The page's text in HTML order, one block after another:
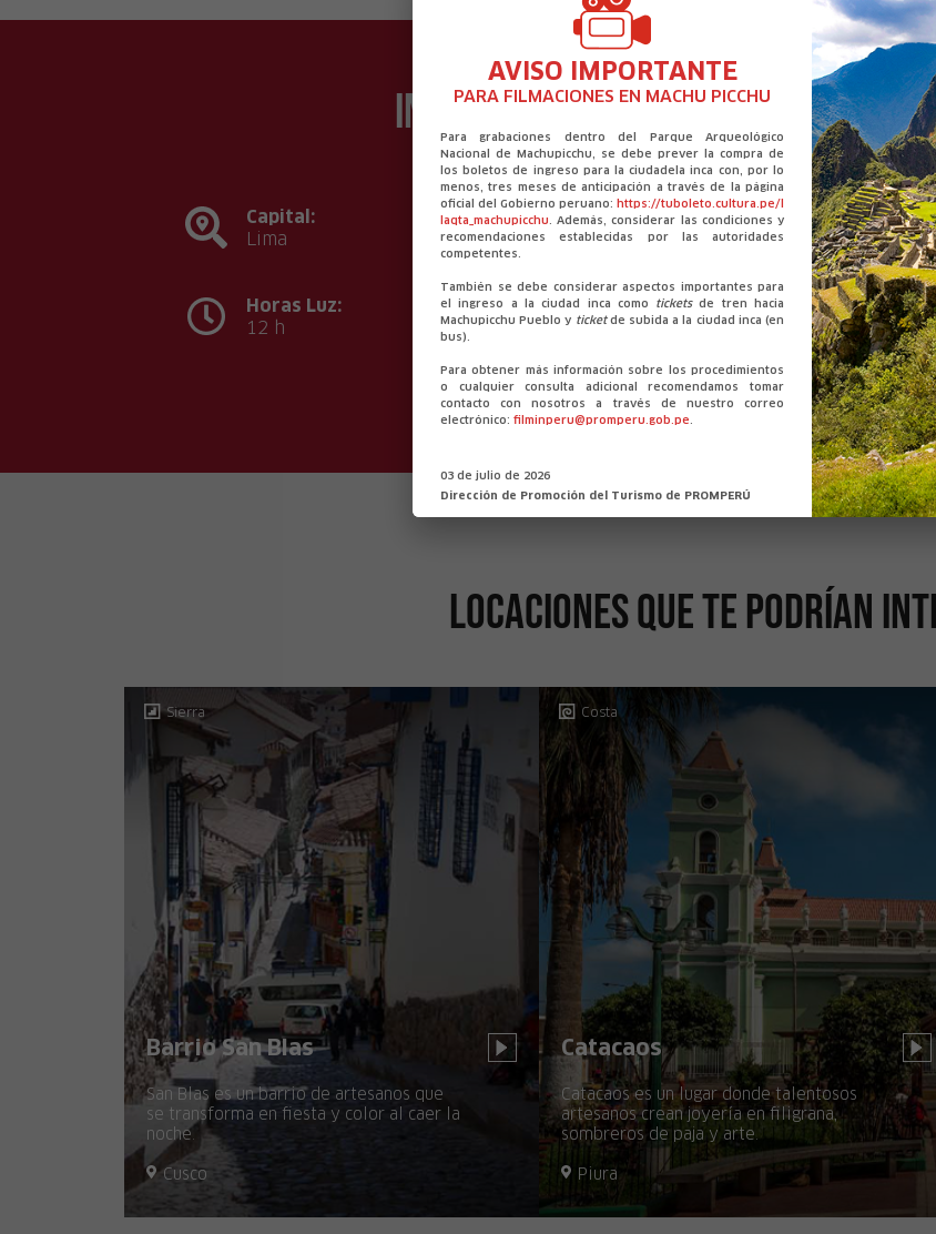
AVISO IMPORTANTE
PARA FILMACIONES EN MACHU PICCHU
Para grabaciones dentro del Parque Arqueológico
Nacional de Machupicchu, se debe prever la compra de
los boletos de ingreso para la ciudadela inca con, por lo
menos, tres meses de anticipación a través de la página
oficial del Gobierno peruano: https://tuboleto.cultura.pe/l
laqta_machupicchu . Además, considerar las condiciones y
recomendaciones establecidas por las autoridades
competentes.
También se debe considerar aspectos importantes para
el ingreso a la ciudad inca como ticketsde tren hacia
Machupicchu Pueblo y ticketde subida a la ciudad inca (en
bus).
Para obtener más información sobre los procedimientos
o cualquier consulta adicional recomendamos tomar
contacto con nosotros a través de nuestro correo
electrónico: filminperu@promperu.gob.pe .
03 de julio de 2026
Dirección de Promoción del Turismo de PROMPERÚ
Información útil del
Capital:
Lima
Horas Luz:
12 h
Idioma:
Castellano
Territorio:
34.801,59 km²
Clima:
Min. 15 °C /
Moneda:
Soles
Locaciones que te podrían
Sierra
Barrio San Blas
San Blas es un barrio de artesanos que
se transforma en fiesta y color al caer la
noche.
Cusco
Costa
Catacaos
Catacaos es un lugar donde talentosos
artesanos crean joyería en filigrana,
sombreros de paja y arte.
Piura